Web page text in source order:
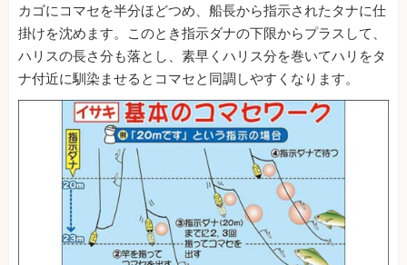
カゴにコマセを半分ほどつめ、船長から指示されたタナに仕
掛けを沈めます。このとき指示ダナの下限からプラスして、
ハリスの長さ分も落とし、素早くハリス分を巻いてハリをタ
ナ付近に馴染ませるとコマセと同調しやすくなります。